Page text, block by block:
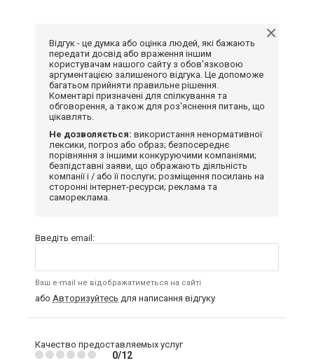
Відгук - це думка або оцінка людей, які бажають
передати досвід або враження іншим
користувачам нашого сайту з обов'язковою
аргументацією залишеного відгука. Це допоможе
багатьом прийняти правильне рішення.
Коментарі призначені для спілкування та
обговорення, а також для роз'яснення питань, що
цікавлять.
Не дозволяється: використання ненормативної
лексики, погроз або образ; безпосереднє
порівняння з іншими конкуруючими компаніями;
безпідставні заяви, що ображають діяльність
компанії і / або її послуги; розміщення посилань на
сторонні інтернет-ресурси; реклама та
самореклама.
Введіть email:
Ваш e-mail не відображатиметься на сайті
або Авторизуйтесь для написання відгуку
Качество предоставляемых услуг
0/12